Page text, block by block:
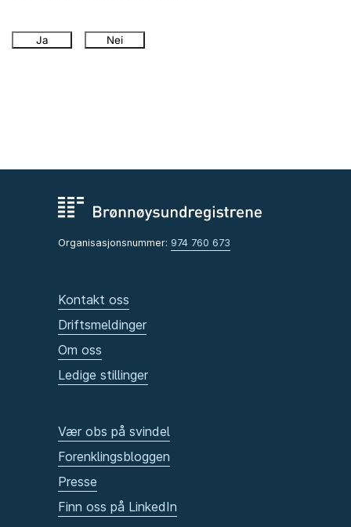
Ja Nei
Organisasjonsnummer: 974 760 673
Kontakt oss
Driftsmeldinger
Om oss
Ledige stillinger
Vær obs på svindel
Forenklingsbloggen
Presse
Finn oss på LinkedIn